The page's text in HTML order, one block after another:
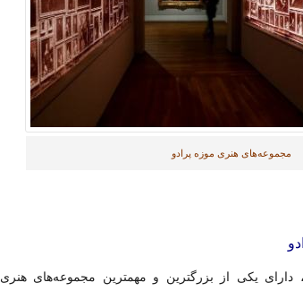
مجموعه‌های هنری موزه پرادو
دارای یکی از بزرگترین و مهمترین مجموعه‌های هنری